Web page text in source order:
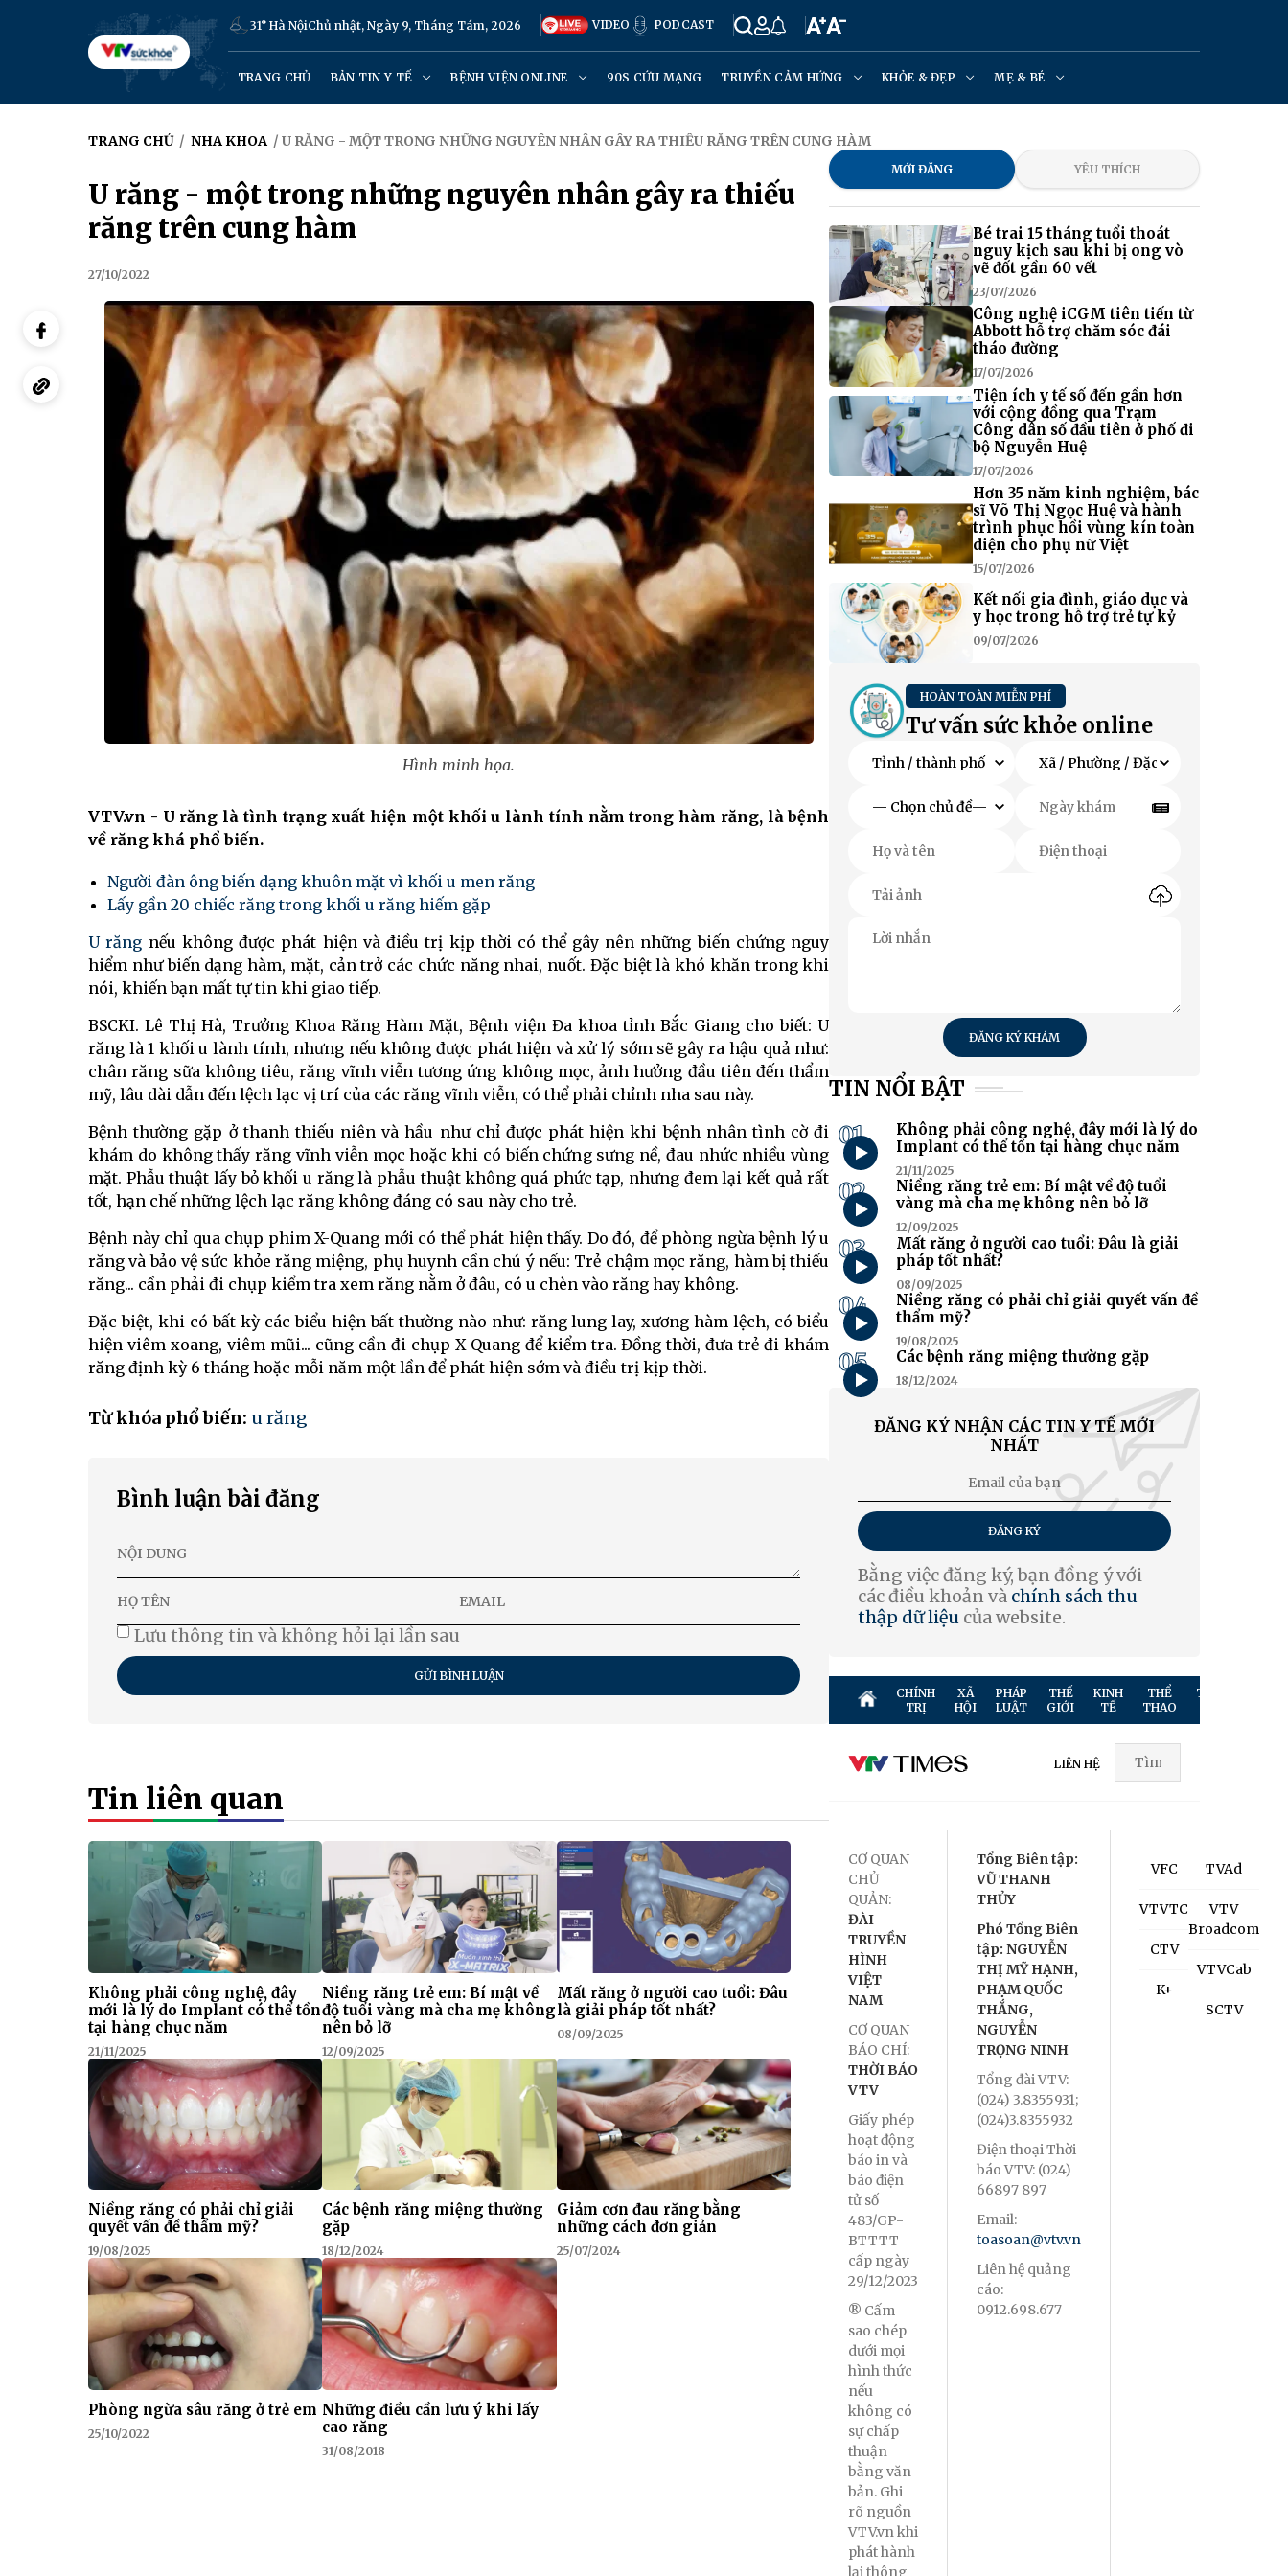
31° Hà NộiChủ nhật, Ngày 9, Tháng Tám, 2026 VIDEO PODCAST
TRANG CHỦ BẢN TIN Y TẾ BỆNH VIỆN ONLINE 90S CỨU MẠNG TRUYỀN CẢM HỨNG KHỎE & ĐẸP MẸ & BÉ
TRANG CHỦ / NHA KHOA / U RĂNG - MỘT TRONG NHỮNG NGUYÊN NHÂN GÂY RA THIẾU RĂNG TRÊN CUNG HÀM
U răng - một trong những nguyên nhân gây ra thiếu
răng trên cung hàm
27/10/2022
Hình minh họa.
VTV.vn - U răng là tình trạng xuất hiện một khối u lành tính nằm trong hàm răng, là bệnh
về răng khá phổ biến.
Người đàn ông biến dạng khuôn mặt vì khối u men răng
Lấy gần 20 chiếc răng trong khối u răng hiếm gặp
U răng nếu không được phát hiện và điều trị kịp thời có thể gây nên những biến chứng nguy
hiểm như biến dạng hàm, mặt, cản trở các chức năng nhai, nuốt. Đặc biệt là khó khăn trong khi
nói, khiến bạn mất tự tin khi giao tiếp.
BSCKI. Lê Thị Hà, Trưởng Khoa Răng Hàm Mặt, Bệnh viện Đa khoa tỉnh Bắc Giang cho biết: U
răng là 1 khối u lành tính, nhưng nếu không được phát hiện và xử lý sớm sẽ gây ra hậu quả như:
chân răng sữa không tiêu, răng vĩnh viễn tương ứng không mọc, ảnh hưởng đầu tiên đến thẩm
mỹ, lâu dài dẫn đến lệch lạc vị trí của các răng vĩnh viễn, có thể phải chỉnh nha sau này.
Bệnh thường gặp ở thanh thiếu niên và hầu như chỉ được phát hiện khi bệnh nhân tình cờ đi
khám do không thấy răng vĩnh viễn mọc hoặc khi có biến chứng sưng nề, đau nhức nhiều vùng
mặt. Phẫu thuật lấy bỏ khối u răng là phẫu thuật không quá phức tạp, nhưng đem lại kết quả rất
tốt, hạn chế những lệch lạc răng không đáng có sau này cho trẻ.
Bệnh này chỉ qua chụp phim X-Quang mới có thể phát hiện thấy. Do đó, để phòng ngừa bệnh lý u
răng và bảo vệ sức khỏe răng miệng, phụ huynh cần chú ý nếu: Trẻ chậm mọc răng, hàm bị thiếu
răng... cần phải đi chụp kiểm tra xem răng nằm ở đâu, có u chèn vào răng hay không.
Đặc biệt, khi có bất kỳ các biểu hiện bất thường nào như: răng lung lay, xương hàm lệch, có biểu
hiện viêm xoang, viêm mũi... cũng cần đi chụp X-Quang để kiểm tra. Đồng thời, đưa trẻ đi khám
răng định kỳ 6 tháng hoặc mỗi năm một lần để phát hiện sớm và điều trị kịp thời.
Từ khóa phổ biến: u răng
Bình luận bài đăng
Lưu thông tin và không hỏi lại lần sau
GỬI BÌNH LUẬN
Tin liên quan
Không phải công nghệ, đây
mới là lý do Implant có thể tồn
tại hàng chục năm
21/11/2025
Niềng răng trẻ em: Bí mật về
độ tuổi vàng mà cha mẹ không
nên bỏ lỡ
12/09/2025
Mất răng ở người cao tuổi: Đâu
là giải pháp tốt nhất?
08/09/2025
Niềng răng có phải chỉ giải
quyết vấn đề thẩm mỹ?
19/08/2025
Các bệnh răng miệng thường
gặp
18/12/2024
Giảm cơn đau răng bằng
những cách đơn giản
25/07/2024
Phòng ngừa sâu răng ở trẻ em
25/10/2022
Những điều cần lưu ý khi lấy
cao răng
31/08/2018
MỚI ĐĂNG YÊU THÍCH
Bé trai 15 tháng tuổi thoát
nguy kịch sau khi bị ong vò
vẽ đốt gần 60 vết
23/07/2026
Công nghệ iCGM tiên tiến từ
Abbott hỗ trợ chăm sóc đái
tháo đường
17/07/2026
Tiện ích y tế số đến gần hơn
với cộng đồng qua Trạm
Công dân số đầu tiên ở phố đi
bộ Nguyễn Huệ
17/07/2026
Hơn 35 năm kinh nghiệm, bác
sĩ Võ Thị Ngọc Huệ và hành
trình phục hồi vùng kín toàn
diện cho phụ nữ Việt
15/07/2026
Kết nối gia đình, giáo dục và
y học trong hỗ trợ trẻ tự kỷ
09/07/2026
HOÀN TOÀN MIỄN PHÍ
Tư vấn sức khỏe online
ĐĂNG KÝ KHÁM
TIN NỔI BẬT
01
Không phải công nghệ, đây mới là lý do
Implant có thể tồn tại hàng chục năm
21/11/2025
02
Niềng răng trẻ em: Bí mật về độ tuổi
vàng mà cha mẹ không nên bỏ lỡ
12/09/2025
03
Mất răng ở người cao tuổi: Đâu là giải
pháp tốt nhất?
08/09/2025
04
Niềng răng có phải chỉ giải quyết vấn đề
thẩm mỹ?
19/08/2025
05 Các bệnh răng miệng thường gặp
18/12/2024
ĐĂNG KÝ NHẬN CÁC TIN Y TẾ MỚI
NHẤT
ĐĂNG KÝ
Bằng việc đăng ký, bạn đồng ý với
các điều khoản và chính sách thu
thập dữ liệu của website.
CHÍNH
TRỊ
XÃ
HỘI
PHÁP
LUẬT
THẾ
GIỚI
KINH
TẾ
THỂ
THAO
TRUYỀN
LIÊN HỆ
CƠ QUAN
CHỦ
QUẢN:
ĐÀI
TRUYỀN
HÌNH
VIỆT
NAM
CƠ QUAN
BÁO CHÍ:
THỜI BÁO
VTV
Giấy phép
hoạt động
báo in và
báo điện
tử số
483/GP-
BTTTT
cấp ngày
29/12/2023
® Cấm
sao chép
dưới mọi
hình thức
nếu
không có
sự chấp
thuận
bằng văn
bản. Ghi
rõ nguồn
VTV.vn khi
phát hành
lại thông
Tổng Biên tập:
VŨ THANH
THỦY
Phó Tổng Biên
tập: NGUYỄN
THỊ MỸ HẠNH,
PHẠM QUỐC
THẮNG,
NGUYỄN
TRỌNG NINH
Tổng đài VTV:
(024) 3.8355931;
(024)3.8355932
Điện thoại Thời
báo VTV: (024)
66897 897
Email:
toasoan@vtv.vn
Liên hệ quảng
cáo:
0912.698.677
VFC
VTVTC
CTV
K+
TVAd
VTV
Broadcom
VTVCab
SCTV